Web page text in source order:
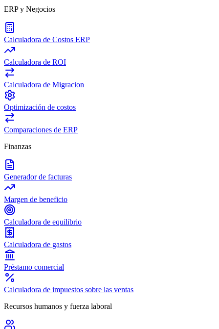
ERP y Negocios
Calculadora de Costos ERP
Calculadora de ROI
Calculadora de Migracion
Optimización de costos
Comparaciones de ERP
Finanzas
Generador de facturas
Margen de beneficio
Calculadora de equilibrio
Calculadora de gastos
Préstamo comercial
Calculadora de impuestos sobre las ventas
Recursos humanos y fuerza laboral